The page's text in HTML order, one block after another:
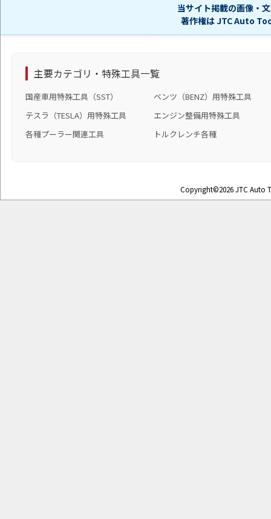
当サイト掲載の画像・
著作権は JTC Auto
主要カテゴリ・特殊工具一覧
国産車用特殊工具（SST）
ベンツ（BENZ）用特殊工具
テスラ（TESLA）用特殊工具
エンジン整備用特殊工具
各種プーラー関連工具
トルクレンチ各種
Copyright©2026 JTC Auto